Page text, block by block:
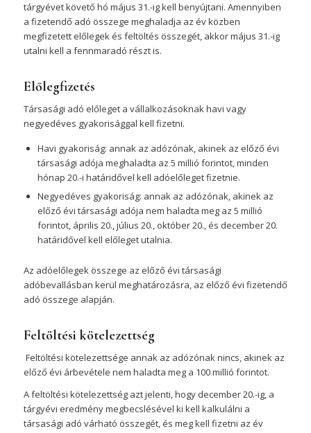
tárgyévet követő hó május 31.-ig kell benyújtani. Amennyiben
a fizetendő adó összege meghaladja az év közben
megfizetett előlegek és feltöltés összegét, akkor május 31.-ig
utalni kell a fennmaradó részt is.
Előlegfizetés
Társasági adó előleget a vállalkozásoknak havi vagy
negyedéves gyakorisággal kell fizetni.
Havi gyakoriság: annak az adózónak, akinek az előző évi
társasági adója meghaladta az 5 millió forintot, minden
hónap 20.-i határidővel kell adóelőleget fizetnie.
Negyedéves gyakoriság: annak az adózónak, akinek az
előző évi társasági adója nem haladta meg az 5 millió
forintot, április 20., július 20., október 20., és december 20.
határidővel kell előleget utalnia.
Az adóelőlegek összege az előző évi társasági
adóbevallásban kerül meghatározásra, az előző évi fizetendő
adó összege alapján.
Feltöltési kötelezettség
Feltöltési kötelezettsége annak az adózónak nincs, akinek az
előző évi árbevétele nem haladta meg a 100 millió forintot.
A feltöltési kötelezettség azt jelenti, hogy december 20.-ig, a
tárgyévi eredmény megbecslésével ki kell kalkulálni a
társasági adó várható összegét, és meg kell fizetni az év